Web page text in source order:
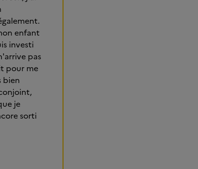
enfant
investi
pas
pour me
bien
je
sorti